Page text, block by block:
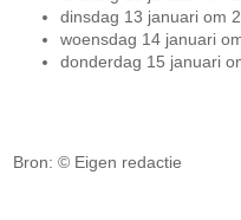
dinsdag 13 januari om
woensdag 14 januari
donderdag 15 januari
Bron: © Eigen redactie